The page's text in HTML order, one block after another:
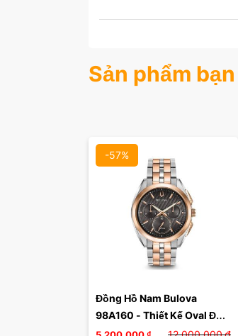
Sản phẩm
-57%
Xóa
Đồng Hồ Nam Bulova
98A160 - Thiết Kế Oval Độc
Đáo, Chronograph Thể